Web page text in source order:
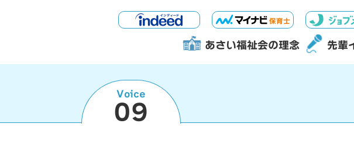
あさい福祉会の理念 先輩
Voice
09